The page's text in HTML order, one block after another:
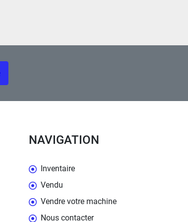
NAVIGATION
Inventaire
Vendu
Vendre votre machine
Nous contacter